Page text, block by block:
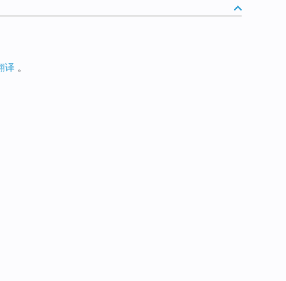
译 。